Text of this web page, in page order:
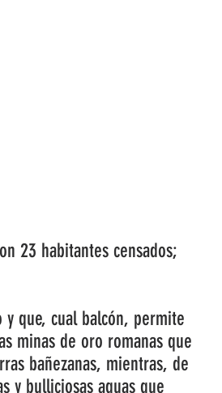
23 habitantes censados;
y que, cual balcón, permite
minas de oro romanas que
bañezanas, mientras, de
y bulliciosas aguas que